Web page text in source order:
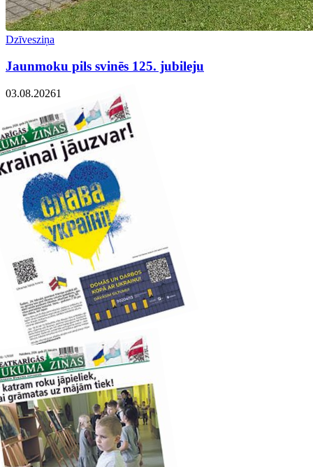
Dzīvesziņa
Jaunmoku pils svinēs 125. jubileju
03.08.20261